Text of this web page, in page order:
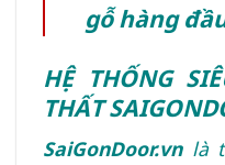
gỗ hàng
HỆ THỐNG
THẤT
SaiGonDoor.vnlà